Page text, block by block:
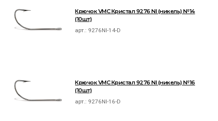
Крючок VMC Кристал 9276 NI (никель) №14
(10шт)
арт.: 9276NI-14-D
Крючок VMC Кристал 9276 NI (никель) №16
(10шт)
арт.: 9276NI-16-D